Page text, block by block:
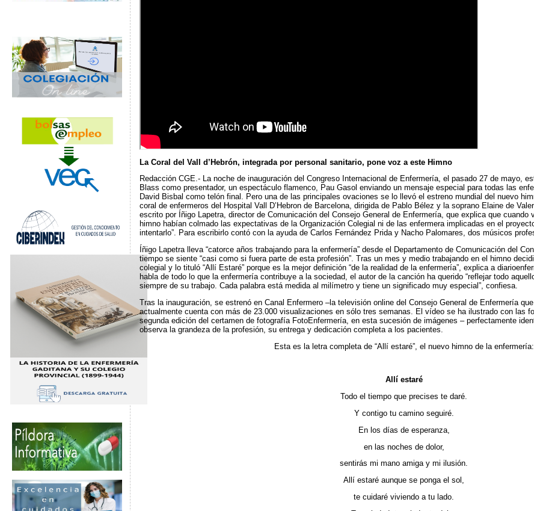
La Coral del Vall d’Hebrón, integrada por personal sanitario, pone voz a este Himno
Redacción CGE.- La noche de inauguración del Congreso Internacional de Enfermería, el pasado 27 de mayo,
Blass como presentador, un espectáculo flamenco, Pau Gasol enviando un mensaje especial para todas las
David Bisbal como telón final. Pero una de las principales ovaciones se lo llevó el estreno mundial del nuevo
coral de enfermeros del Hospital Vall D’Hebron de Barcelona, dirigida de Pablo Bélez y la soprano Elaine de
escrito por Íñigo Lapetra, director de Comunicación del Consejo General de Enfermería, que explica que cuando
himno habían colmado las expectativas de la Organización Colegial ni de las enfermera implicadas en el
intentarlo”. Para escribirlo contó con la ayuda de Carlos Fernández Prida y Nacho Palomares, dos músicos
Íñigo Lapetra lleva “catorce años trabajando para la enfermería” desde el Departamento de Comunicación del
tiempo se siente “casi como si fuera parte de esta profesión”. Tras un mes y medio trabajando en el himno
colegial y lo tituló “Allí Estaré” porque es la mejor definición “de la realidad de la enfermería”, explica a
habla de todo lo que la enfermería contribuye a la sociedad, el autor de la canción ha querido “reflejar todo
siempre de su trabajo. Cada palabra está medida al milímetro y tiene un significado muy especial”, confiesa.
Tras la inauguración, se estrenó en Canal Enfermero –la televisión online del Consejo General de Enfermería
actualmente cuenta con más de 23.000 visualizaciones en sólo tres semanas. El vídeo se ha ilustrado con las
segunda edición del certamen de fotografía FotoEnfermería, en esta sucesión de imágenes – perfectamente
observa la grandeza de la profesión, su entrega y dedicación completa a los pacientes.
Esta es la letra completa de “Allí estaré”, el nuevo himno de la enfermería:
Allí estaré
Todo el tiempo que precises te daré.
Y contigo tu camino seguiré.
En los días de esperanza,
en las noches de dolor,
sentirás mi mano amiga y mi ilusión.
Allí estaré aunque se ponga el sol,
te cuidaré viviendo a tu lado.